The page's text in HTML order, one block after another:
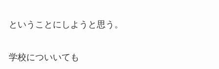
ということにしようと思う。
学校についいても